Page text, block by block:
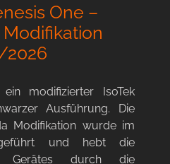
One –
2026
ein modifizierter IsoTek
Ausführung. Die
Modifikation wurde im
und hebt die
Gerätes durch die